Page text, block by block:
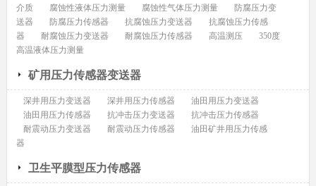
介质
腐蚀性液体压力测量 腐蚀性气体压力测量
防腐压力变
送器
防腐压力传感器 抗腐蚀压力变送器
抗腐蚀压力传感
器
耐腐蚀压力变送器 耐腐蚀压力传感器 高温测压
350度
高温液体压力测量
矿用压力传感器变送器
深井用压力变送器 深井用压力传感器
油田用压力变送器
油田用压力传感器
抗冲击压力变送器
抗冲击压力传感器
耐震动压力变送器
耐震动压力传感器
油田矿井用压力传感
器
卫生平膜型压力传感器